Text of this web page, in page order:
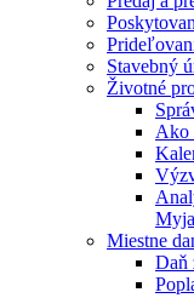
Stavebný
Životné
Ako
Miestne
Daň